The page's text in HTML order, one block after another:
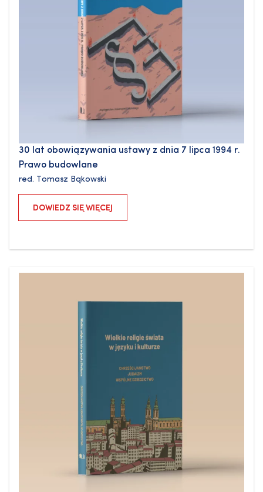
30 lat obowiązywania ustawy z dnia 7 lipca 1994 r.
Prawo budowlane
red. Tomasz Bąkowski
DOWIEDZ SIĘ WIĘCEJ